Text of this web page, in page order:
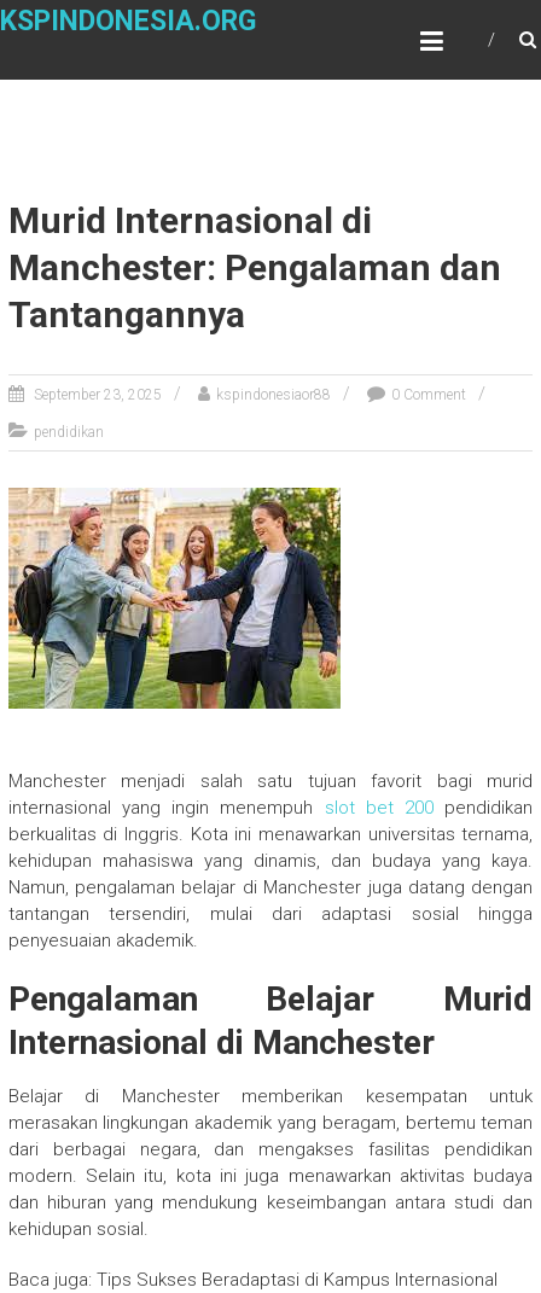
Skip
KSPINDONESIA.ORG
Murid Internasional di
Manchester: Pengalaman dan
Tantangannya
September 23, 2025 kspindonesiaor88 0 Comment
pendidikan
Manchester menjadi salah satu tujuan favorit bagi murid
internasional yang ingin menempuh slot bet 200 pendidikan
berkualitas di Inggris. Kota ini menawarkan universitas ternama,
kehidupan mahasiswa yang dinamis, dan budaya yang kaya.
Namun, pengalaman belajar di Manchester juga datang dengan
tantangan tersendiri, mulai dari adaptasi sosial hingga
penyesuaian akademik.
Pengalaman Belajar Murid
Internasional di Manchester
Belajar di Manchester memberikan kesempatan untuk
merasakan lingkungan akademik yang beragam, bertemu teman
dari berbagai negara, dan mengakses fasilitas pendidikan
modern. Selain itu, kota ini juga menawarkan aktivitas budaya
dan hiburan yang mendukung keseimbangan antara studi dan
kehidupan sosial.
Baca juga: Tips Sukses Beradaptasi di Kampus Internasional